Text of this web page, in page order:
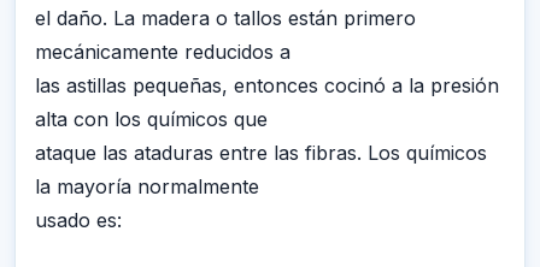
el daño. La madera o tallos están primero
mecánicamente reducidos a
las astillas pequeñas, entonces cocinó a la presión
alta con los químicos que
ataque las ataduras entre las fibras. Los químicos
la mayoría normalmente
usado es: